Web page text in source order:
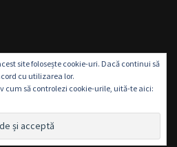
site folosește cookie-uri. Dacă continui să
cu utilizarea lor.
cum să controlezi cookie-urile, uită-te aici: